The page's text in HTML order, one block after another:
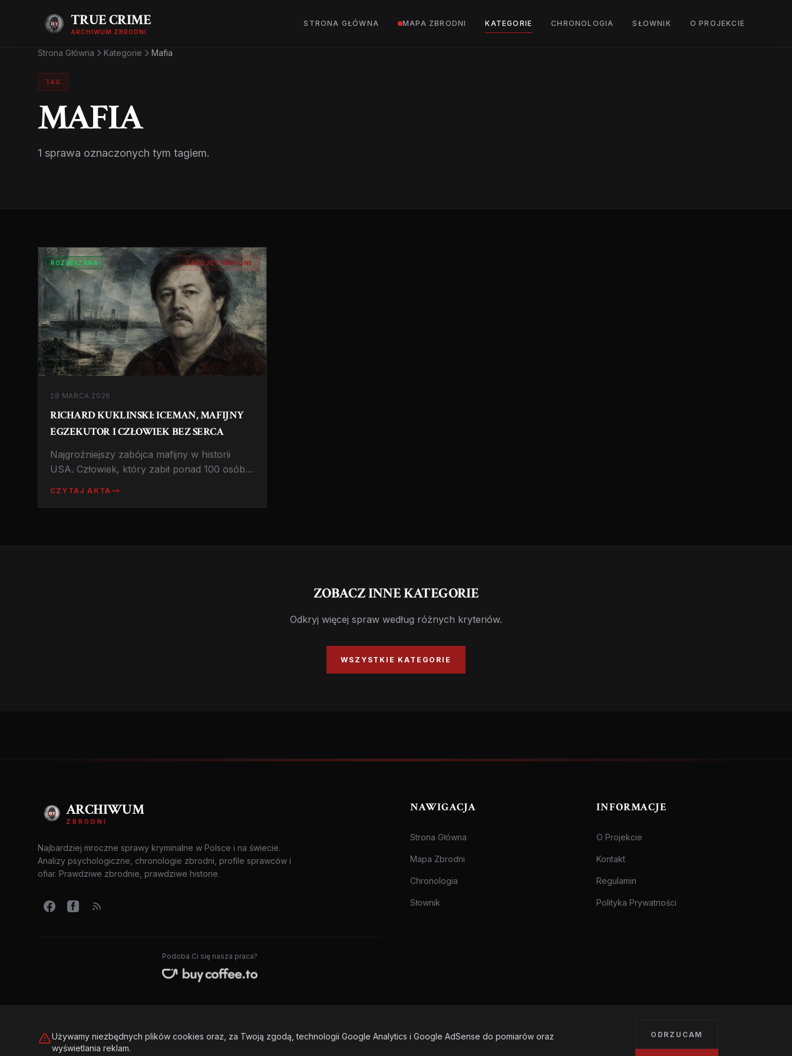
TRUE CRIME
ARCHIWUM ZBRODNI
STRONA GŁÓWNA MAPA ZBRODNI KATEGORIE CHRONOLOGIA SŁOWNIK O PROJEKCIE
Strona Główna Kategorie Mafia
TAG
MAFIA
1 sprawa oznaczonych tym tagiem.
ROZWIĄZANA ZABÓJCY MAFIJNI
28 MARCA 2026
RICHARD KUKLINSKI: ICEMAN, MAFIJNY
EGZEKUTOR I CZŁOWIEK BEZ SERCA
Najgroźniejszy zabójca mafijny w historii
USA. Człowiek, który zabił ponad 100 osób,
CZYTAJ AKTA
ZOBACZ INNE KATEGORIE
Odkryj więcej spraw według różnych kryteriów.
WSZYSTKIE KATEGORIE
ARCHIWUM
ZBRODNI
Najbardziej mroczne sprawy kryminalne w Polsce i na świecie.
Analizy psychologiczne, chronologie zbrodni, profile sprawców i
ofiar. Prawdziwe zbrodnie, prawdziwe historie.
Podoba Ci się nasza praca?
NAWIGACJA
Strona Główna
Mapa Zbrodni
Chronologia
Słownik
INFORMACJE
O Projekcie
Kontakt
Regulamin
Polityka Prywatności
© 2026 Archiwum Zbrodni - zly.com.pl. Wszelkie prawa zastrzeżone. Treści przeznaczone dla osób pełnoletnich.
Używamy niezbędnych plików cookies oraz, za Twoją zgodą, technologii Google Analytics i Google AdSense do pomiarów oraz
wyświetlania reklam.
ODRZUCAM